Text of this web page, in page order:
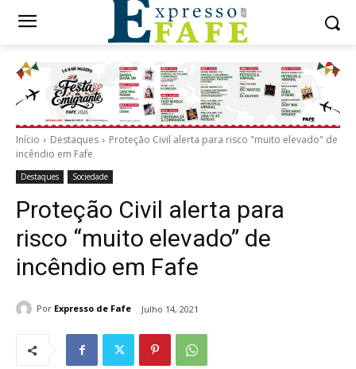
Início Destaques
Proteção Civil alerta para risco "muito elevado" de
incêndio em Fafe
Destaques Sociedade
Proteção Civil alerta para
risco “muito elevado” de
incêndio em Fafe
Por Expresso de Fafe Julho 14, 2021